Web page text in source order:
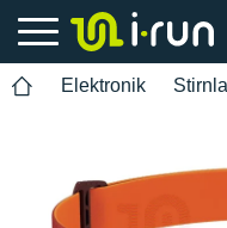
Elektronik